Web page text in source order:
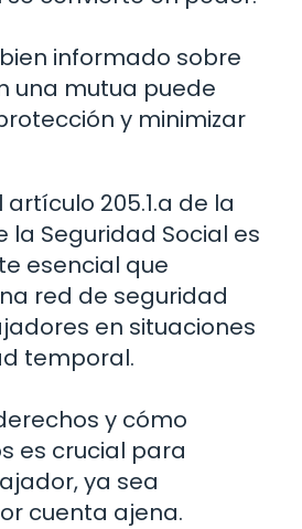
informado sobre
una mutua puede
y minimizar
artículo 205.1.a de la
la Seguridad Social es
esencial que
red de seguridad
en situaciones
temporal.
y cómo
es crucial para
ya sea
cuenta ajena.